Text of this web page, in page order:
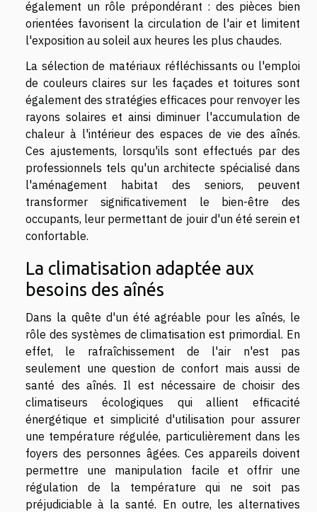
également un rôle prépondérant : des pièces bien
orientées favorisent la circulation de l'air et limitent
l'exposition au soleil aux heures les plus chaudes.
La sélection de matériaux réfléchissants ou l'emploi
de couleurs claires sur les façades et toitures sont
également des stratégies efficaces pour renvoyer les
rayons solaires et ainsi diminuer l'accumulation de
chaleur à l'intérieur des espaces de vie des aînés.
Ces ajustements, lorsqu'ils sont effectués par des
professionnels tels qu'un architecte spécialisé dans
l'aménagement habitat des seniors, peuvent
transformer significativement le bien-être des
occupants, leur permettant de jouir d'un été serein et
confortable.
La climatisation adaptée aux
besoins des aînés
Dans la quête d'un été agréable pour les aînés, le
rôle des systèmes de climatisation est primordial. En
effet, le rafraîchissement de l'air n'est pas
seulement une question de confort mais aussi de
santé des aînés. Il est nécessaire de choisir des
climatiseurs écologiques qui allient efficacité
énergétique et simplicité d'utilisation pour assurer
une température régulée, particulièrement dans les
foyers des personnes âgées. Ces appareils doivent
permettre une manipulation facile et offrir une
régulation de la température qui ne soit pas
préjudiciable à la santé. En outre, les alternatives